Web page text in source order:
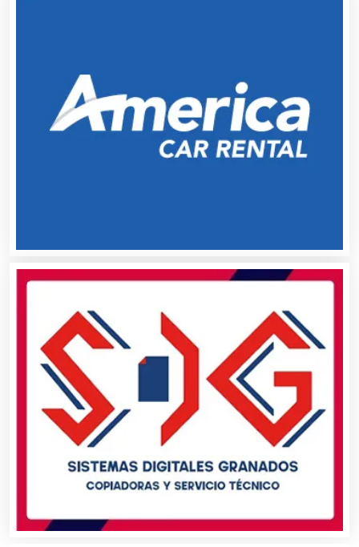
Centros de Espectáculos
Cibercafés
Clínicas de Belleza
Clínicas de Rehabilitación
Clínicas y Hospitales